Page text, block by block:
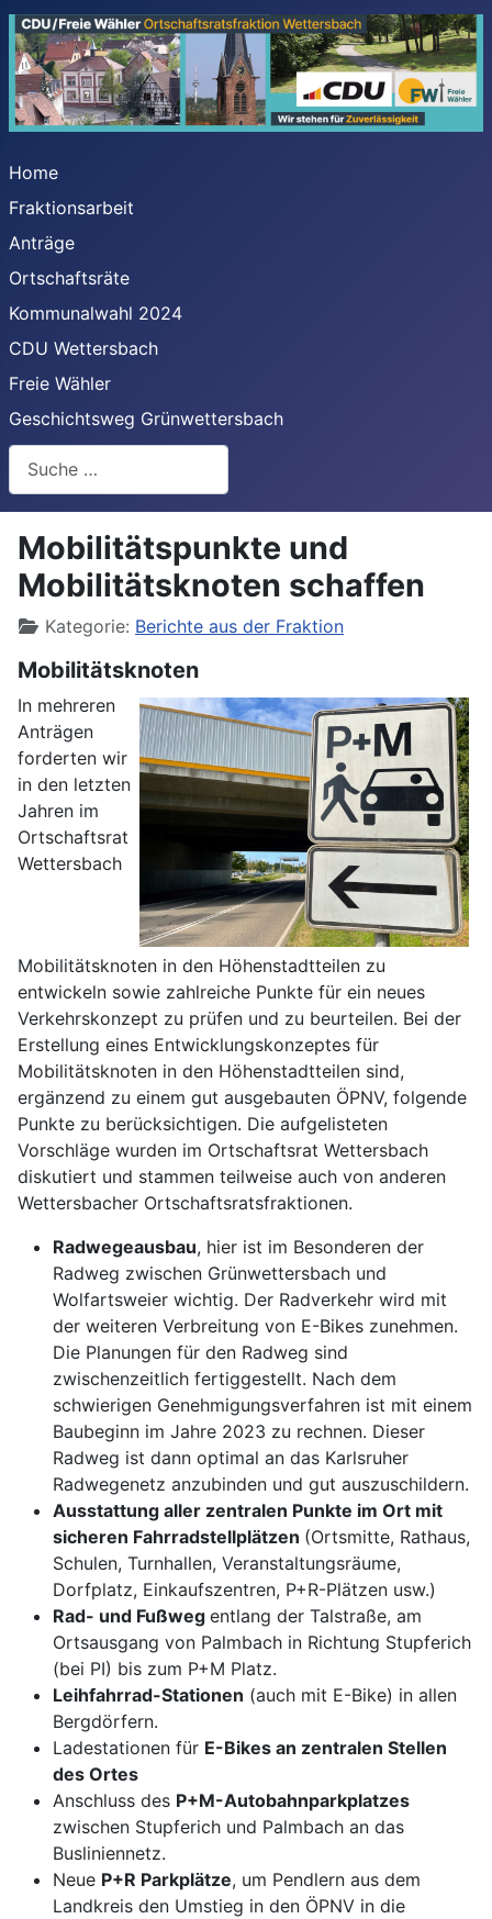
Home
Fraktionsarbeit
Anträge
Ortschaftsräte
Kommunalwahl 2024
CDU Wettersbach
Freie Wähler
Geschichtsweg Grünwettersbach
Suchen
Mobilitätspunkte und
Mobilitätsknoten schaffen
DetailsKategorie: Berichte aus der Fraktion
Mobilitätsknoten
In mehreren
Anträgen
forderten wir
in den letzten
Jahren im
Ortschaftsrat
Wettersbach
Mobilitätsknoten in den Höhenstadtteilen zu
entwickeln sowie zahlreiche Punkte für ein neues
Verkehrskonzept zu prüfen und zu beurteilen. Bei der
Erstellung eines Entwicklungskonzeptes für
Mobilitätsknoten in den Höhenstadtteilen sind,
ergänzend zu einem gut ausgebauten ÖPNV, folgende
Punkte zu berücksichtigen. Die aufgelisteten
Vorschläge wurden im Ortschaftsrat Wettersbach
diskutiert und stammen teilweise auch von anderen
Wettersbacher Ortschaftsratsfraktionen.
Radwegeausbau, hier ist im Besonderen der
Radweg zwischen Grünwettersbach und
Wolfartsweier wichtig. Der Radverkehr wird mit
der weiteren Verbreitung von E-Bikes zunehmen.
Die Planungen für den Radweg sind
zwischenzeitlich fertiggestellt. Nach dem
schwierigen Genehmigungsverfahren ist mit einem
Baubeginn im Jahre 2023 zu rechnen. Dieser
Radweg ist dann optimal an das Karlsruher
Radwegenetz anzubinden und gut auszuschildern.
Ausstattung aller zentralen Punkte im Ort mit
sicheren Fahrradstellplätzen (Ortsmitte, Rathaus,
Schulen, Turnhallen, Veranstaltungsräume,
Dorfplatz, Einkaufszentren, P+R-Plätzen usw.)
Rad- und Fußweg entlang der Talstraße, am
Ortsausgang von Palmbach in Richtung Stupferich
(bei PI) bis zum P+M Platz.
Leihfahrrad-Stationen (auch mit E-Bike) in allen
Bergdörfern.
Ladestationen für E-Bikes an zentralen Stellen
des Ortes
Anschluss des P+M-Autobahnparkplatzes
zwischen Stupferich und Palmbach an das
Busliniennetz.
Neue P+R Parkplätze, um Pendlern aus dem
Landkreis den Umstieg in den ÖPNV in die